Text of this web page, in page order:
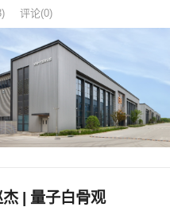
评论(0)
| 量子白骨观